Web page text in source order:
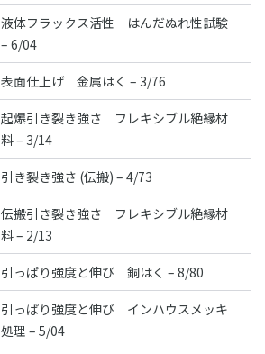
液体フラックス活性 はんだぬれ性試験
– 6/04
表面仕上げ 金属はく – 3/76
起爆引き裂き強さ フレキシブル絶縁材
料 – 3/14
引き裂き強さ (伝搬) – 4/73
伝搬引き裂き強さ フレキシブル絶縁材
料 – 2/13
引っぱり強度と伸び 銅はく – 8/80
引っぱり強度と伸び インハウスメッキ
処理 – 5/04